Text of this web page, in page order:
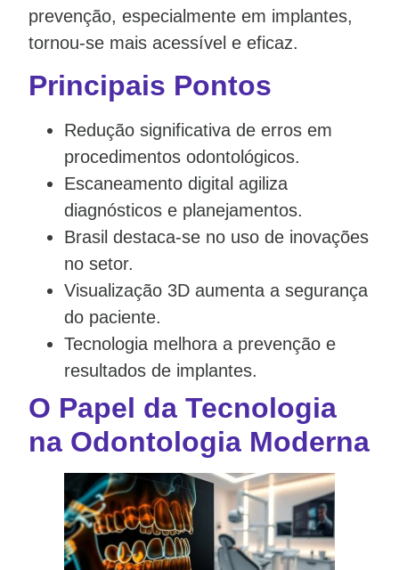
prevenção, especialmente em implantes,
tornou-se mais acessível e eficaz.
Principais Pontos
Redução significativa de erros em
procedimentos odontológicos.
Escaneamento digital agiliza
diagnósticos e planejamentos.
Brasil destaca-se no uso de inovações
no setor.
Visualização 3D aumenta a segurança
do paciente.
Tecnologia melhora a prevenção e
resultados de implantes.
O Papel da Tecnologia
na Odontologia Moderna